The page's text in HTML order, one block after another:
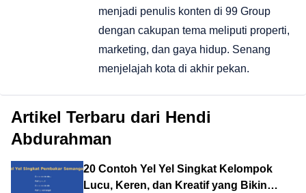
menjadi penulis konten di 99 Group
dengan cakupan tema meliputi properti,
marketing, dan gaya hidup. Senang
menjelajah kota di akhir pekan.
Artikel Terbaru dari Hendi
Abdurahman
20 Contoh Yel Yel Singkat Kelompok
Lucu, Keren, dan Kreatif yang Bikin